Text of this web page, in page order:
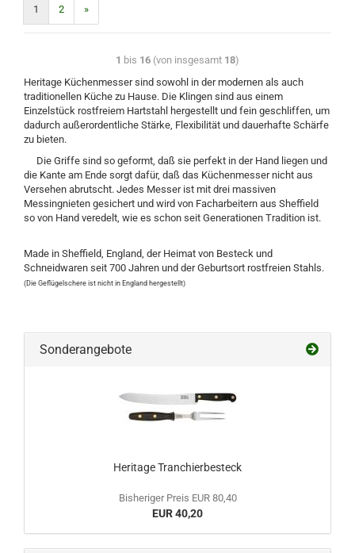
1 2 »
1 bis 16 (von insgesamt 18)
Heritage Küchenmesser sind sowohl in der modernen als auch
traditionellen Küche zu Hause. Die Klingen sind aus einem
Einzelstück rostfreiem Hartstahl hergestellt und fein geschliffen, um
dadurch außerordentliche Stärke, Flexibilität und dauerhafte Schärfe
zu bieten.
Die Griffe sind so geformt, daß sie perfekt in der Hand liegen und
die Kante am Ende sorgt dafür, daß das Küchenmesser nicht aus
Versehen abrutscht. Jedes Messer ist mit drei massiven
Messingnieten gesichert und wird von Facharbeitern aus Sheffield
so von Hand veredelt, wie es schon seit Generationen Tradition ist.
Made in Sheffield, England, der Heimat von Besteck und
Schneidwaren seit 700 Jahren und der Geburtsort rostfreien Stahls.
(Die Geflügelschere ist nicht in England hergestellt)
Sonderangebote
Heritage Tranchierbesteck
Bisheriger Preis EUR 80,40
EUR 40,20